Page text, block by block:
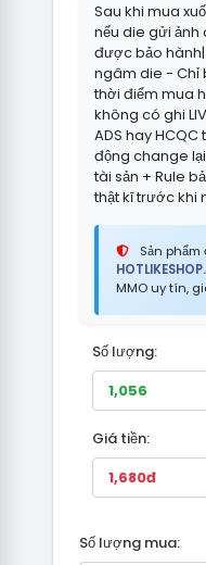
Sau khi mua
nếu die gửi
được bảo
ngâm die - Chỉ
thời điểm mua
không có ghi
ADS hay
động change
tài sản + Rule
thật kĩ trước khi
Sản
MMO uy tín,
Số lượng:
Giá tiền:
Số lượng mua: